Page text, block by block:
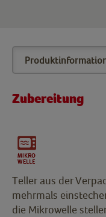
Zubereitung
Teller aus der
mehrmals
die Mikrowelle